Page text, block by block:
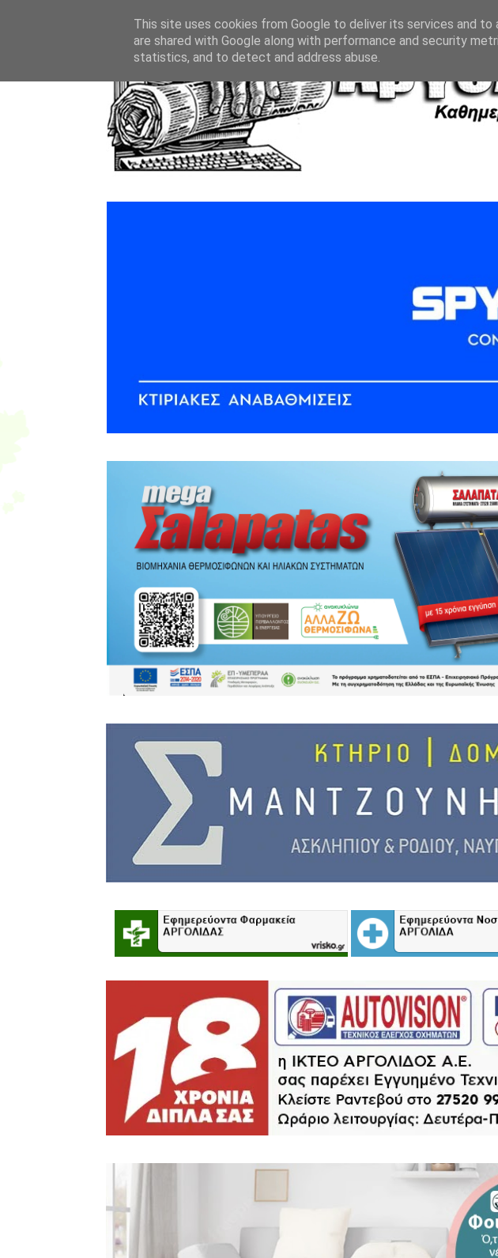
This site uses cookies from Google to deliver its services and to
are shared with Google along with performance and security
statistics, and to detect and address abuse.